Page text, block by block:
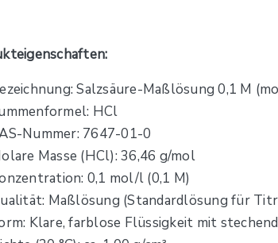
Salzsäure-Maßlösung 0,1 M
HCl
Nummer: 7647-01-0
Masse (HCl): 36,46 g/mol
0,1 mol/l (0,1 M)
Maßlösung (Standardlösung für
Klare, farblose Flüssigkeit mit